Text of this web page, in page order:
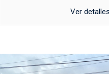
Ver detalles